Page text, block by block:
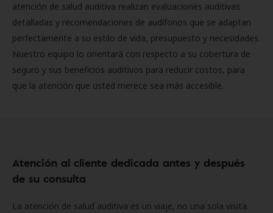
atención de salud auditiva realizan evaluaciones auditivas
detalladas y recomendaciones de audífonos que se adaptan
perfectamente a su estilo de vida, presupuesto y necesidades.
Nuestro equipo lo orientará con respecto a su cobertura de
seguro y sus beneficios auditivos para reducir costos, para
que la atención que usted merece sea más accesible.
Atención al cliente dedicada antes y después
de su consulta
La atención de salud auditiva es un viaje, no una sola visita.